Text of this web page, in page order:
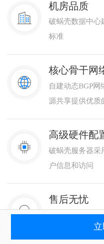
机房品质
破蜗壳数据中心
标准
核心骨干网
自建动态BGP
源共享提供优质
高级硬件配
破蜗壳服务器采
户信息和访问
售后无忧
实时监控报警系
时，全程专业护